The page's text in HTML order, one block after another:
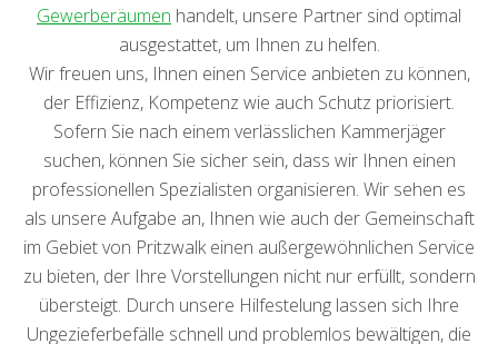
Gewerberäumen handelt, unsere Partner sind optimal
ausgestattet, um Ihnen zu helfen.
Wir freuen uns, Ihnen einen Service anbieten zu können,
der Effizienz, Kompetenz wie auch Schutz priorisiert.
Sofern Sie nach einem verlässlichen Kammerjäger
suchen, können Sie sicher sein, dass wir Ihnen einen
professionellen Spezialisten organisieren. Wir sehen es
als unsere Aufgabe an, Ihnen wie auch der Gemeinschaft
im Gebiet von Pritzwalk einen außergewöhnlichen Service
zu bieten, der Ihre Vorstellungen nicht nur erfüllt, sondern
übersteigt. Durch unsere Hilfestelung lassen sich Ihre
Ungezieferbefälle schnell und problemlos bewältigen, die